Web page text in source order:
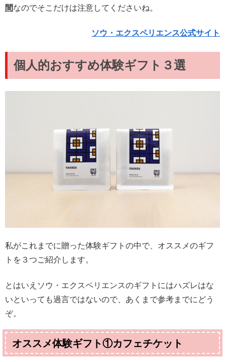
間なのでそこだけは注意してくださいね。
ソウ・エクスペリエンス公式サイト
個人的おすすめ体験ギフト３選
私がこれまでに贈った体験ギフトの中で、オススメのギフ
トを３つご紹介します。
とはいえソウ・エクスペリエンスのギフトにはハズレはな
いといっても過言ではないので、あくまで参考までにどう
ぞ。
オススメ体験ギフト①カフェチケット